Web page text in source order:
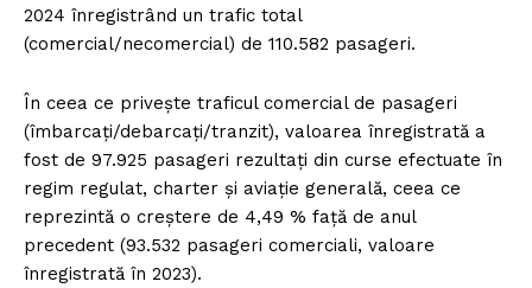
2024 înregistrând un trafic total
(comercial/necomercial) de 110.582 pasageri.
În ceea ce privește traficul comercial de pasageri
(îmbarcați/debarcați/tranzit), valoarea înregistrată a
fost de 97.925 pasageri rezultați din curse efectuate în
regim regulat, charter și aviație generală, ceea ce
reprezintă o creștere de 4,49 % față de anul
precedent (93.532 pasageri comerciali, valoare
înregistrată în 2023).